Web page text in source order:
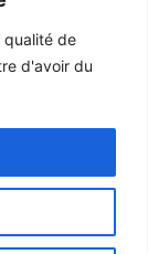
qualité de
d'avoir du
Mentions légales